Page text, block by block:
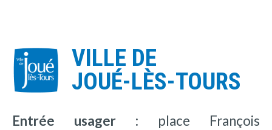
VILLE DE
JOUÉ-LÈS-TOURS
Entrée usager : place François